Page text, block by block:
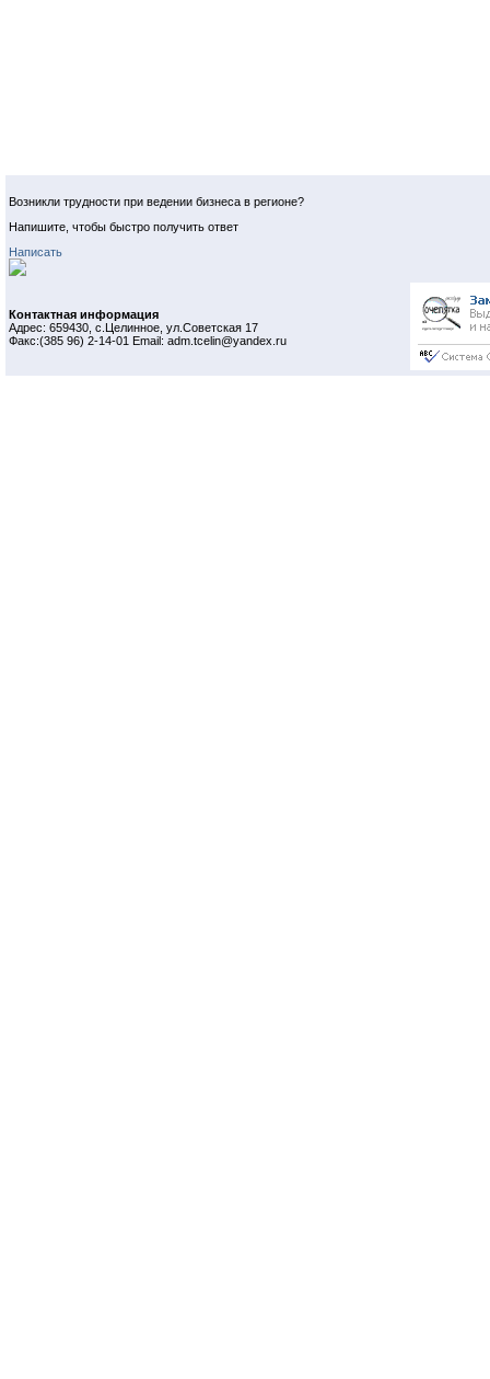
Возникли трудности при ведении бизнеса в регионе?
Напишите, чтобы быстро получить ответ
Написать
Контактная информация
Адрес: 659430, с.Целинное, ул.Советская 17
Факс:(385 96) 2-14-01 Email: adm.tcelin@yandex.ru